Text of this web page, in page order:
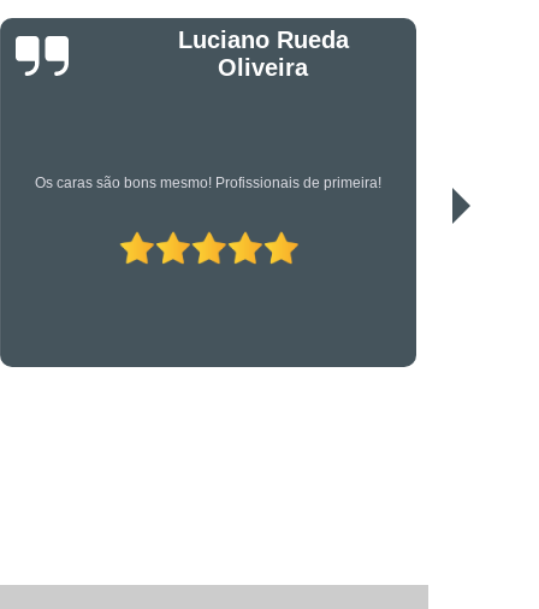
em Suportes para CFTV
Serviço de qualidade!